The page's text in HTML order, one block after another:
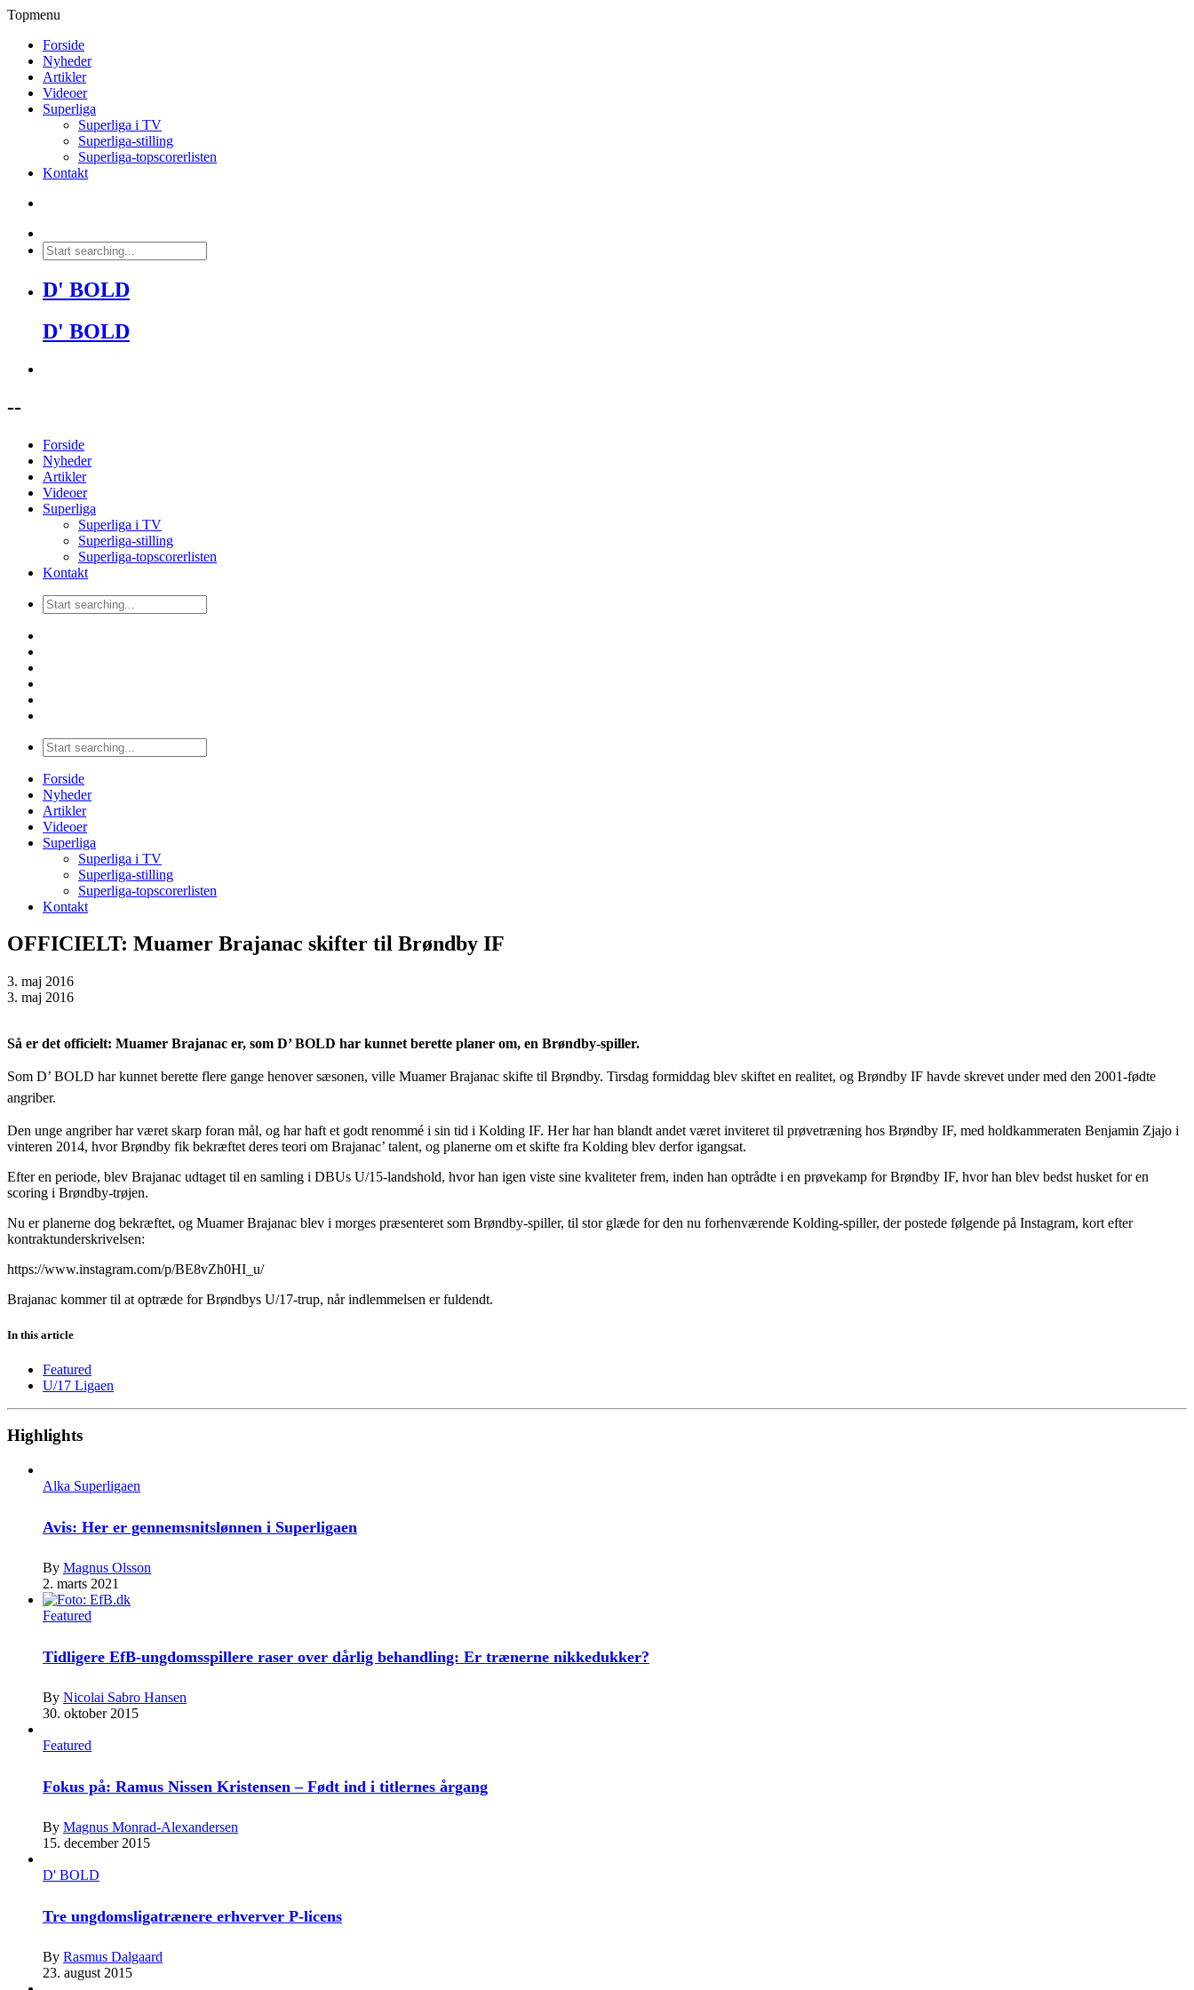
Topmenu
Forside
Nyheder
Artikler
Videoer
Superliga
Superliga i TV
Superliga-stilling
Superliga-topscorerlisten
Kontakt
D' BOLD
D' BOLD
--
Forside
Nyheder
Artikler
Videoer
Superliga
Superliga i TV
Superliga-stilling
Superliga-topscorerlisten
Kontakt
Forside
Nyheder
Artikler
Videoer
Superliga
Superliga i TV
Superliga-stilling
Superliga-topscorerlisten
Kontakt
OFFICIELT: Muamer Brajanac skifter til Brøndby IF
3. maj 2016
3. maj 2016
Så er det officielt: Muamer Brajanac er, som D’ BOLD har kunnet berette planer om, en Brøndby-spiller.
Som D’ BOLD har kunnet berette flere gange henover sæsonen, ville Muamer Brajanac skifte til Brøndby. Tirsdag formiddag blev skiftet en realitet, og Brøndby IF havde skrevet under med den 2001-fødte
angriber.
Den unge angriber har været skarp foran mål, og har haft et godt renommé i sin tid i Kolding IF. Her har han blandt andet været inviteret til prøvetræning hos Brøndby IF, med holdkammeraten Benjamin Zjajo i
vinteren 2014, hvor Brøndby fik bekræftet deres teori om Brajanac’ talent, og planerne om et skifte fra Kolding blev derfor igangsat.
Efter en periode, blev Brajanac udtaget til en samling i DBUs U/15-landshold, hvor han igen viste sine kvaliteter frem, inden han optrådte i en prøvekamp for Brøndby IF, hvor han blev bedst husket for en
scoring i Brøndby-trøjen.
Nu er planerne dog bekræftet, og Muamer Brajanac blev i morges præsenteret som Brøndby-spiller, til stor glæde for den nu forhenværende Kolding-spiller, der postede følgende på Instagram, kort efter
kontraktunderskrivelsen:
https://www.instagram.com/p/BE8vZh0HI_u/
Brajanac kommer til at optræde for Brøndbys U/17-trup, når indlemmelsen er fuldendt.
In this article
Featured
U/17 Ligaen
Highlights
Alka Superligaen
Avis: Her er gennemsnitslønnen i Superligaen
By Magnus Olsson
2. marts 2021
Featured
Tidligere EfB-ungdomsspillere raser over dårlig behandling: Er trænerne nikkedukker?
By Nicolai Sabro Hansen
30. oktober 2015
Featured
Fokus på: Ramus Nissen Kristensen – Født ind i titlernes årgang
By Magnus Monrad-Alexandersen
15. december 2015
D' BOLD
Tre ungdomsligatrænere erhverver P-licens
By Rasmus Dalgaard
23. august 2015